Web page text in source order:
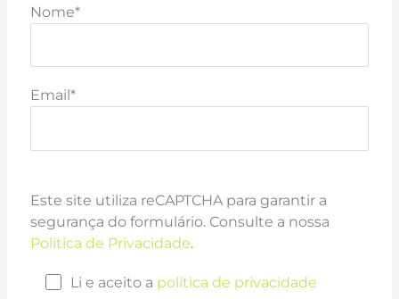
Nome*
Email*
Este site utiliza reCAPTCHA para garantir a
segurança do formulário. Consulte a nossa
Política de Privacidade.
Li e aceito a política de privacidade